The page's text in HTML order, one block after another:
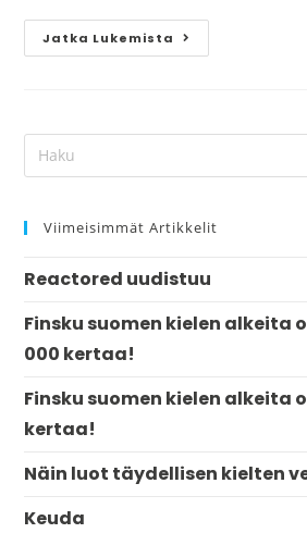
Jatka Lukemista
Viimeisimmät Artikkelit
Reactored uudistuu
Finsku suomen kielen alkeita
000 kertaa!
Finsku suomen kielen alkeita
kertaa!
Näin luot täydellisen kielten
Keuda